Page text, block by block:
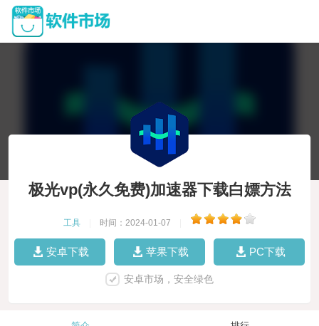
极光vp(永久免费)加速器下载白嫖方法
工具 时间：2024-01-07
安卓下载 苹果下载 PC下载
安卓市场，安全绿色